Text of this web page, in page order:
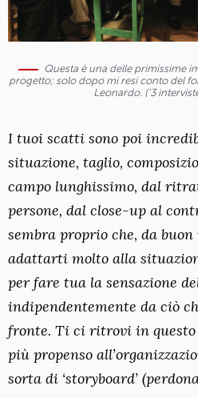
Questa è una delle primissime
progetto; solo dopo mi resi conto del
Leonardo. (‘3
I tuoi scatti sono poi
situazione, taglio,
campo lunghissimo, dal
persone, dal close-up al
sembra proprio che, da
adattarti molto alla
per fare tua la sensazione
indipendentemente da ciò
fronte. Ti ci ritrovi in questo
più propenso
sorta di ‘storyboard’